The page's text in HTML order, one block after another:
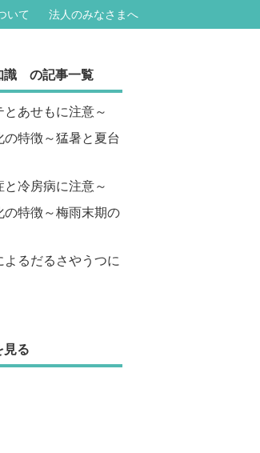
いて 法人のみなさまへ
識 の記事一覧
あせもに注意～
特徴～猛暑と夏台
冷房病に注意～
特徴～梅雨末期の
るだるさやうつに
見る